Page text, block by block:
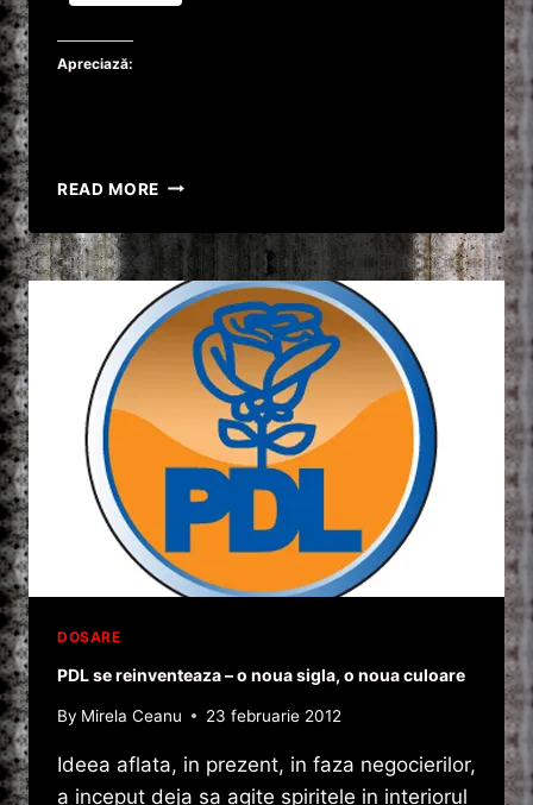
Apreciază:
READ MORE SCANDALUL
IA
AMPLOARE
DOSARE
PDL se reinventeaza – o noua sigla, o noua culoare
By Mirela Ceanu 23 februarie 2012
Ideea aflata, in prezent, in faza negocierilor,
a inceput deja sa agite spiritele in interiorul